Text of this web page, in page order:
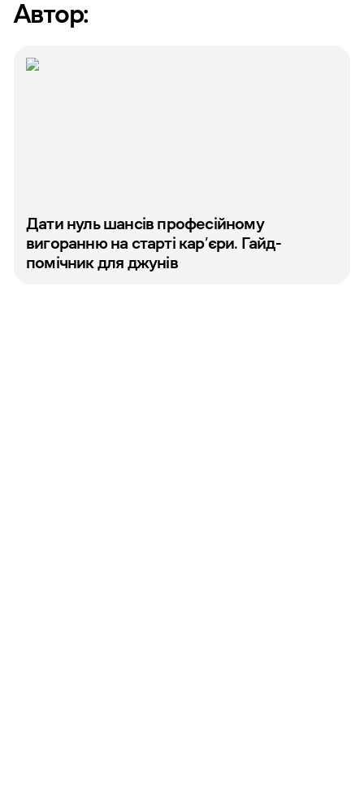
Автор:
Дати нуль шансів професійному
вигоранню на старті кар’єри. Гайд-
помічник для джунів